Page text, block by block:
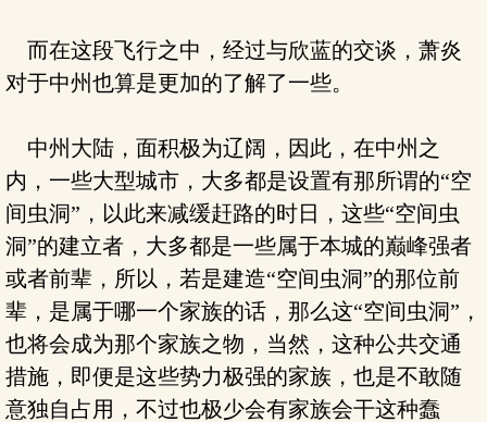
而在这段飞行之中，经过与欣蓝的交谈，萧炎
对于中州也算是更加的了解了一些。
中州大陆，面积极为辽阔，因此，在中州之
内，一些大型城市，大多都是设置有那所谓的“空
间虫洞”，以此来减缓赶路的时日，这些“空间虫
洞”的建立者，大多都是一些属于本城的巅峰强者
或者前辈，所以，若是建造“空间虫洞”的那位前
辈，是属于哪一个家族的话，那么这“空间虫洞”，
也将会成为那个家族之物，当然，这种公共交通
措施，即便是这些势力极强的家族，也是不敢随
意独自占用，不过也极少会有家族会干这种蠢